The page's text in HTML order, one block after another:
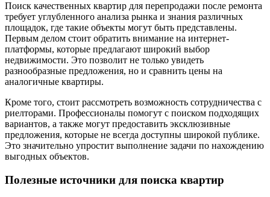
Поиск качественных квартир для перепродажи после ремонта
требует углубленного анализа рынка и знания различных
площадок, где такие объекты могут быть представлены.
Первым делом стоит обратить внимание на интернет-
платформы, которые предлагают широкий выбор
недвижимости. Это позволит не только увидеть
разнообразные предложения, но и сравнить цены на
аналогичные квартиры.
Кроме того, стоит рассмотреть возможность сотрудничества с
риелторами. Профессионалы помогут с поиском подходящих
вариантов, а также могут предоставить эксклюзивные
предложения, которые не всегда доступны широкой публике.
Это значительно упростит выполнение задачи по нахождению
выгодных объектов.
Полезные источники для поиска квартир